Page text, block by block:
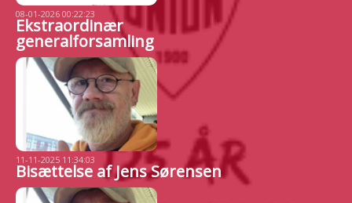
08-01-2026 00:22:23
Ekstraordinær
generalforsamling
11-11-2025 11:34:03
Bisættelse af Jens Sørensen